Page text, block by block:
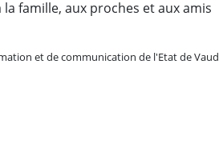
famille, aux proches et aux amis
et de communication de l'Etat de Vaud